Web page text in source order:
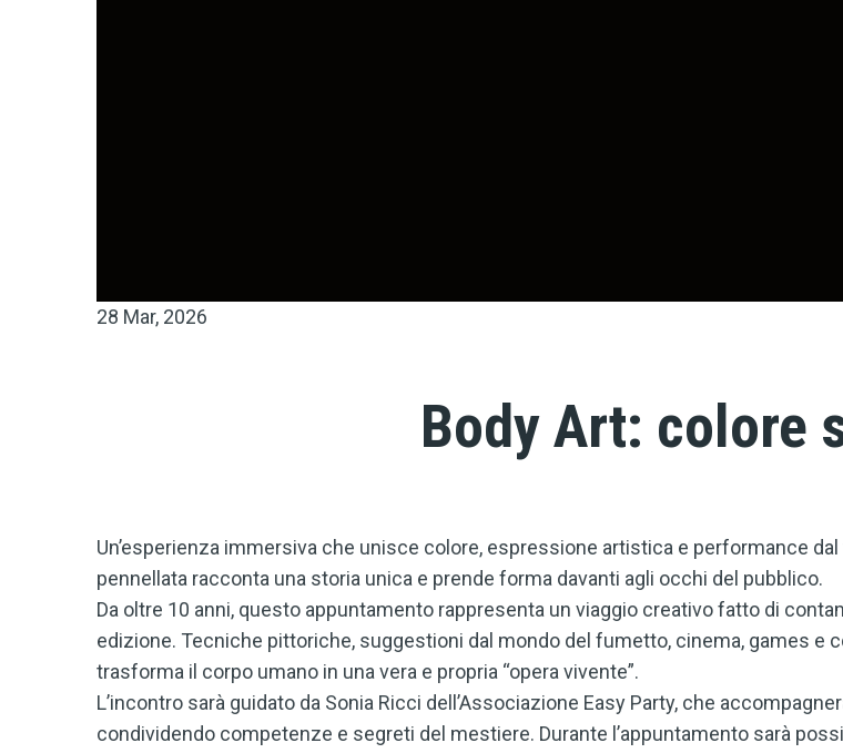
28 Mar, 2026
Body Art: colore
Un’esperienza immersiva che unisce colore, espressione artistica e performance
pennellata racconta una storia unica e prende forma davanti agli occhi del pubblico.
Da oltre 10 anni, questo appuntamento rappresenta un viaggio creativo fatto di
edizione. Tecniche pittoriche, suggestioni dal mondo del fumetto, cinema, games e
trasforma il corpo umano in una vera e propria “opera vivente”.
L’incontro sarà guidato da Sonia Ricci dell’Associazione Easy Party, che
condividendo competenze e segreti del mestiere. Durante l’appuntamento sarà